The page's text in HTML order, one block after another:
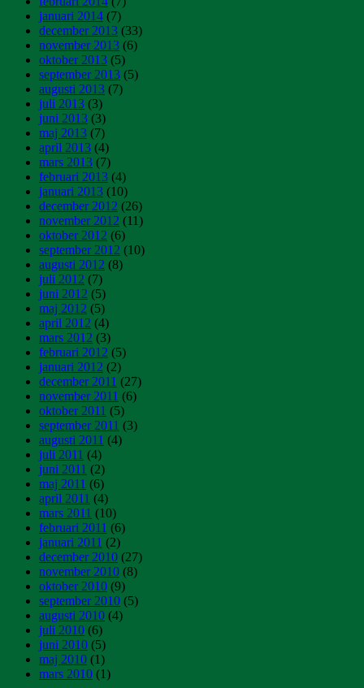
januari 2014 (7)
december 2013 (33)
november 2013 (6)
oktober 2013 (5)
september 2013 (5)
augusti 2013 (7)
juli 2013 (3)
juni 2013 (3)
maj 2013 (7)
april 2013 (4)
mars 2013 (7)
februari 2013 (4)
januari 2013 (10)
december 2012 (26)
november 2012 (11)
oktober 2012 (6)
september 2012 (10)
augusti 2012 (8)
juli 2012 (7)
juni 2012 (5)
maj 2012 (5)
april 2012 (4)
mars 2012 (3)
februari 2012 (5)
januari 2012 (2)
december 2011 (27)
november 2011 (6)
oktober 2011 (5)
september 2011 (3)
augusti 2011 (4)
juli 2011 (4)
juni 2011 (2)
maj 2011 (6)
april 2011 (4)
mars 2011 (10)
februari 2011 (6)
januari 2011 (2)
december 2010 (27)
november 2010 (8)
oktober 2010 (9)
september 2010 (5)
augusti 2010 (4)
juli 2010 (6)
juni 2010 (5)
maj 2010 (1)
mars 2010 (1)